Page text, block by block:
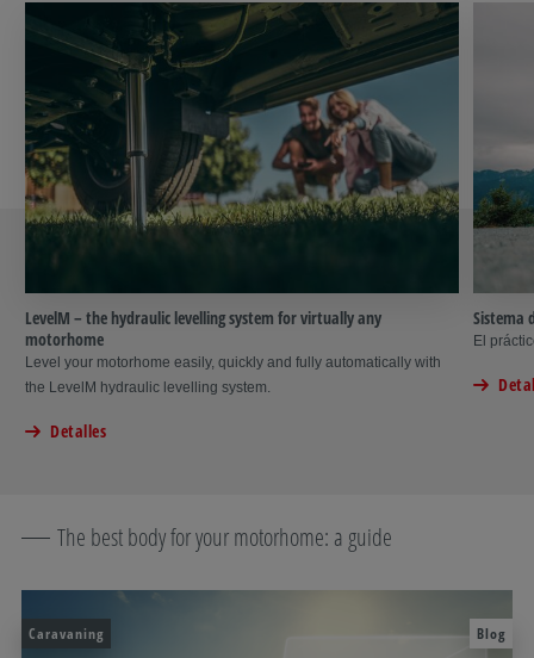
LevelM – the hydraulic levelling system for virtually any
motorhome
Level your motorhome easily, quickly and fully automatically with
the LevelM hydraulic levelling system.
Detalles
Sistema
El
The best body for your motorhome: a guide
Caravaning Blog